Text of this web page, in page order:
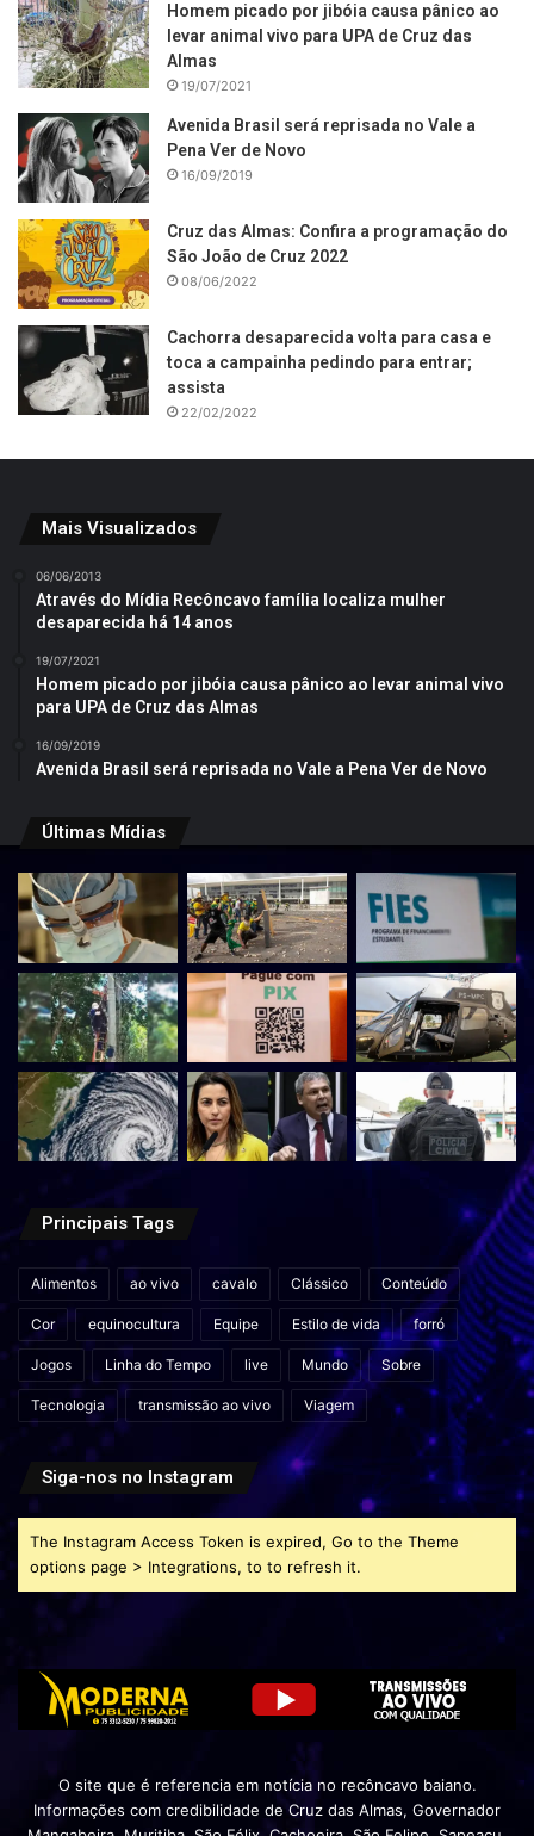
Homem picado por jibóia causa pânico ao
levar animal vivo para UPA de Cruz das
Almas
19/07/2021
Avenida Brasil será reprisada no Vale a
Pena Ver de Novo
16/09/2019
Cruz das Almas: Confira a programação do
São João de Cruz 2022
08/06/2022
Cachorra desaparecida volta para casa e
toca a campainha pedindo para entrar;
assista
22/02/2022
Mais Visualizados
06/06/2013
Através do Mídia Recôncavo família localiza mulher
desaparecida há 14 anos
19/07/2021
Homem picado por jibóia causa pânico ao levar animal vivo
para UPA de Cruz das Almas
16/09/2019
Avenida Brasil será reprisada no Vale a Pena Ver de Novo
Últimas Mídias
Principais Tags
Alimentos ao vivo cavalo Clássico Conteúdo
Cor equinocultura Equipe Estilo de vida forró
Jogos Linha do Tempo live Mundo Sobre
Tecnologia transmissão ao vivo Viagem
Siga-nos no Instagram
The Instagram Access Token is expired, Go to the Theme
options page > Integrations, to to refresh it.
O site que é referencia em notícia no recôncavo baiano.
Informações com credibilidade de Cruz das Almas, Governador